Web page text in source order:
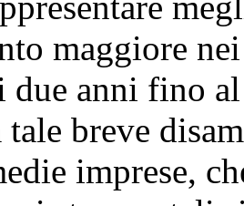
maggiore
due anni fino
imprese,